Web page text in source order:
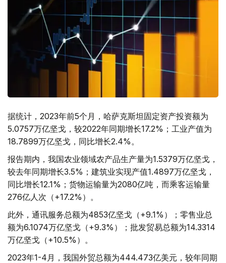
据统计，2023年前5个月，哈萨克斯坦固定资产投资额为
5.0757万亿坚戈，较2022年同期增长17.2%；工业产值为
18.7899万亿坚戈，同比增长2.4%。
报告期内，我国农业领域农产品生产量为1.5379万亿坚戈，
较去年同期增长3.5%；建筑业实现产值1.4897万亿坚戈，
同比增长12.1%；货物运输量为2080亿吨，而乘客运输量
276亿人次（+17.2%）。
此外，通讯服务总额为4853亿坚戈（+9.1%）；零售业总
额为6.1074万亿坚戈（+9.3%）；批发贸易总额为14.3314
万亿坚戈（+10.5%）。
2023年1-4月，我国外贸总额为444.473亿美元，较年同期